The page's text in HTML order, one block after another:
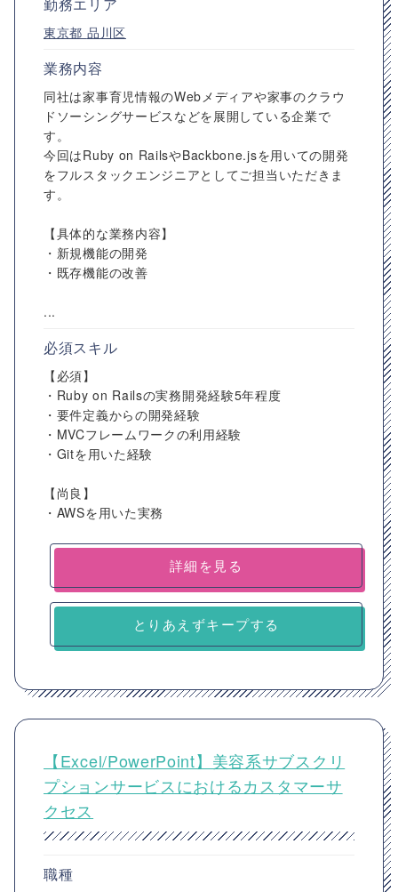
東京都 品川区
業務内容
同社は家事育児情報のWebメディアや家事のクラウ
ドソーシングサービスなどを展開している企業で
す。
今回はRuby on RailsやBackbone.jsを用いての開発
をフルスタックエンジニアとしてご担当いただきま
す。
【具体的な業務内容】
・新規機能の開発
・既存機能の改善
...
必須スキル
【必須】
・Ruby on Railsの実務開発経験5年程度
・要件定義からの開発経験
・MVCフレームワークの利用経験
・Gitを用いた経験
【尚良】
・AWSを用いた実務
詳細を見る
とりあえずキープする
【Excel/PowerPoint】美容系サブスクリ
プションサービスにおけるカスタマーサ
クセス
職種